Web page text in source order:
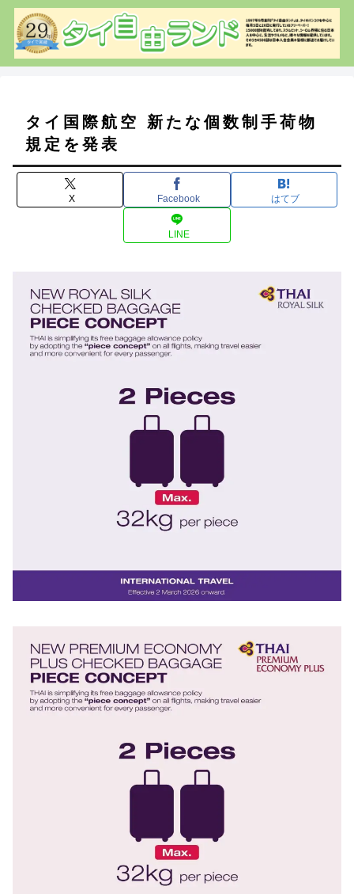
タイ国際航空 新たな個数制手荷物
規定を発表
X Facebook はてブ
LINE